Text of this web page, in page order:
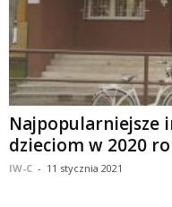
Najpopularniejsze
dzieciom w 2020
IW-C - 11 stycznia 2021